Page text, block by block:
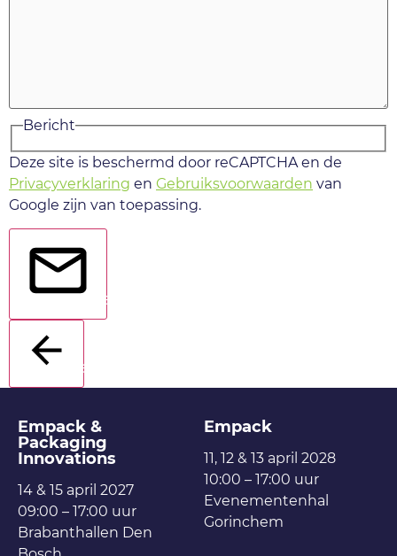
Bericht
Deze site is beschermd door reCAPTCHA en de
Privacyverklaring en Gebruiksvoorwaarden van
Google zijn van toepassing.
Verstuur
Terug
Empack &
Packaging
Innovations
14 & 15 april 2027
09:00 – 17:00 uur
Brabanthallen Den
Empack
11, 12 & 13 april 2028
10:00 – 17:00 uur
Evenementenhal
Gorinchem